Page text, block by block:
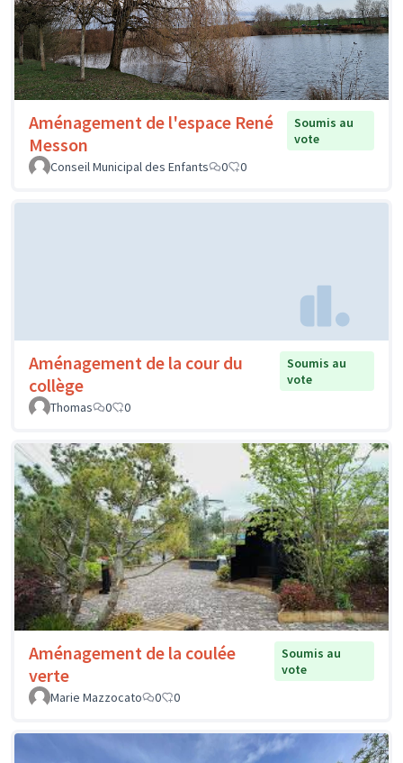
Aménagement de l'espace René
Messon
Soumis au
vote
Conseil Municipal des Enfants
0 0
Aménagement de la cour du
collège
Soumis au
vote
Thomas
0 0
Aménagement de la coulée
verte
Soumis au
vote
Marie Mazzocato
0 0